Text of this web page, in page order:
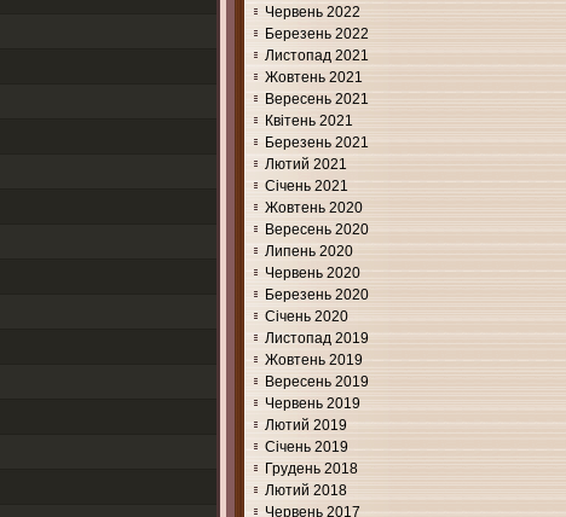
Червень 2022
Березень 2022
Листопад 2021
Жовтень 2021
Вересень 2021
Квітень 2021
Березень 2021
Лютий 2021
Січень 2021
Жовтень 2020
Вересень 2020
Липень 2020
Червень 2020
Березень 2020
Січень 2020
Листопад 2019
Жовтень 2019
Вересень 2019
Червень 2019
Лютий 2019
Січень 2019
Грудень 2018
Лютий 2018
Червень 2017